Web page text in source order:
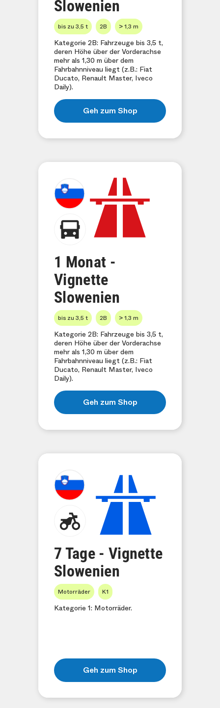
Slowenien
bis zu 3,5 t 2B > 1,3 m
Kategorie 2B: Fahrzeuge bis 3,5 t,
deren Höhe über der Vorderachse
mehr als 1,30 m über dem
Fahrbahnniveau liegt (z.B.: Fiat
Ducato, Renault Master, Iveco
Daily).
Geh zum Shop
1 Monat -
Vignette
Slowenien
bis zu 3,5 t 2B > 1,3 m
Kategorie 2B: Fahrzeuge bis 3,5 t,
deren Höhe über der Vorderachse
mehr als 1,30 m über dem
Fahrbahnniveau liegt (z.B.: Fiat
Ducato, Renault Master, Iveco
Daily).
Geh zum Shop
7 Tage - Vignette
Slowenien
Motorräder K1
Kategorie 1: Motorräder.
Geh zum Shop